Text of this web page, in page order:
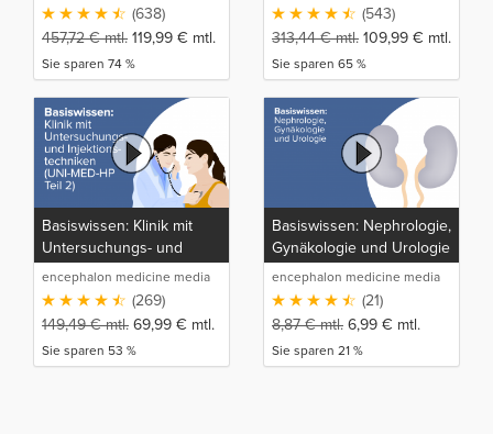
(638)
457,72€mtl. 119,99 € mtl.
Sie sparen 74 %
production GmbH(543)
313,44€mtl. 109,99 € mtl.
Sie sparen 65 %
Basiswissen: Klinik mit
Untersuchungs- und
Injektionstechniken (UNI-
MED-HP Teil 2)
encephalon medicine media
production GmbH(269)
149,49€mtl. 69,99 € mtl.
Sie sparen 53 %
Basiswissen: Nephrologie,
Gynäkologie und Urologie
encephalon medicine media
production GmbH
(21)
8,87€mtl. 6,99 € mtl.
Sie sparen 21 %